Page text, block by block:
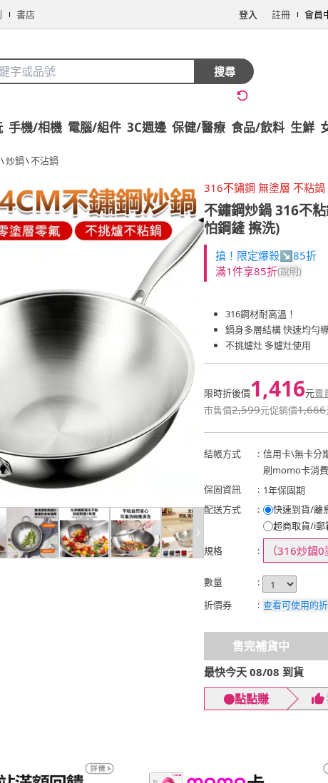
書店 登入 註冊 會員
搜尋
手機/相機 電腦/組件 3C週邊 保健/醫療 食品/飲料 生鮮
\炒鍋\不沾鍋
316不鏽鋼 無塗層 不粘鍋
不鏽鋼炒鍋 316不
怕鋼鏟 擦洗)
搶！限定爆殺↘85折
滿1件享85折(說明)
316鋼材耐高溫！
鍋身多層結構 快速均勻
不挑爐灶 多爐灶使用
限時折後價1,416元賣
市售價2,599元促銷價1,666
結帳方式 : 信用卡\無卡分
刷momo卡消
保固資訊
: 1年保固期
配送方式
: 快速到貨/離
超商取貨/i郵
規格
: （316炒鍋
數量
:
折價券
: 查看可使用的
售完補貨中
最快今天 08/08 到貨
點點賺